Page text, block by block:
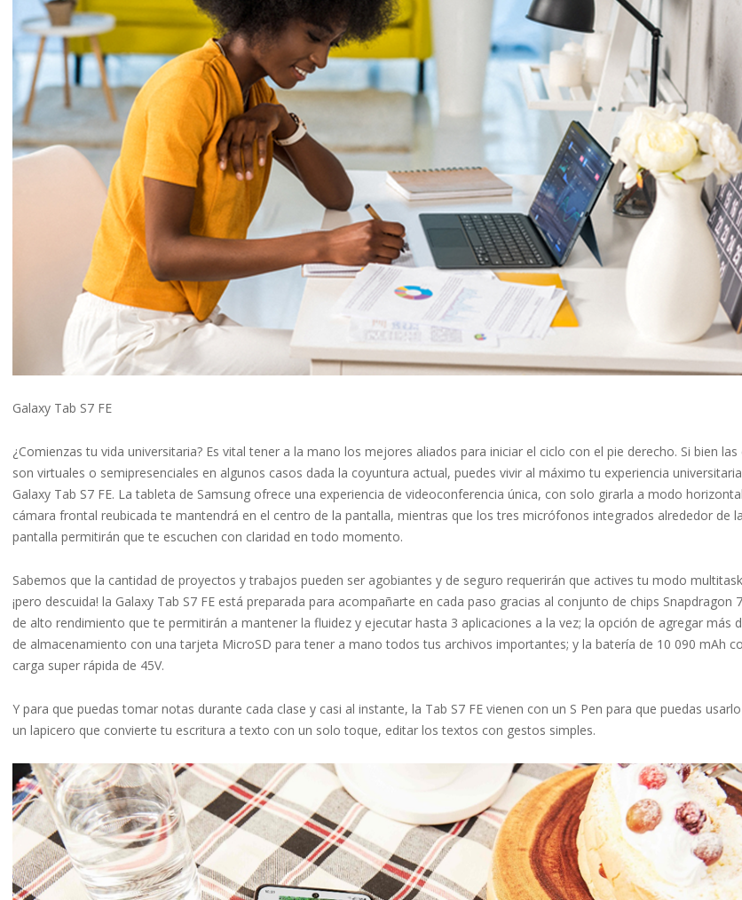
Galaxy Tab S7 FE
¿Comienzas tu vida universitaria? Es vital tener a la mano los mejores aliados para iniciar el ciclo con el pie derecho. Si bien las
son virtuales o semipresenciales en algunos casos dada la coyuntura actual, puedes vivir al máximo tu experiencia
Galaxy Tab S7 FE. La tableta de Samsung ofrece una experiencia de videoconferencia única, con solo girarla a modo
cámara frontal reubicada te mantendrá en el centro de la pantalla, mientras que los tres micrófonos integrados alrededor de la
pantalla permitirán que te escuchen con claridad en todo momento.
Sabemos que la cantidad de proyectos y trabajos pueden ser agobiantes y de seguro requerirán que actives tu modo
¡pero descuida! la Galaxy Tab S7 FE está preparada para acompañarte en cada paso gracias al conjunto de chips Snapdragon
de alto rendimiento que te permitirán a mantener la fluidez y ejecutar hasta 3 aplicaciones a la vez; la opción de agregar más
de almacenamiento con una tarjeta MicroSD para tener a mano todos tus archivos importantes; y la batería de 10 090 mAh
carga super rápida de 45V.
Y para que puedas tomar notas durante cada clase y casi al instante, la Tab S7 FE vienen con un S Pen para que puedas
un lapicero que convierte tu escritura a texto con un solo toque, editar los textos con gestos simples.